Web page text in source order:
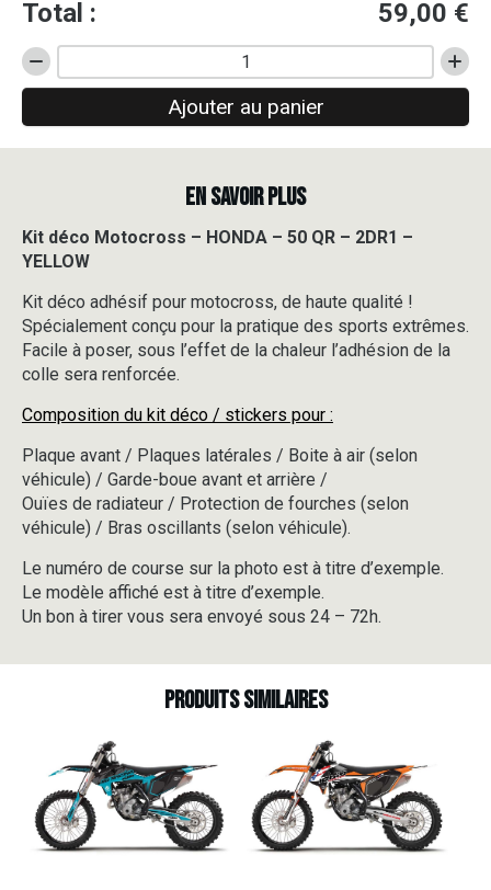
Total : 59,00 €
quantité
de
déco
Motocross
50
QR
2DR1
-
YELLOW
Ajouter au panier
EN SAVOIR PLUS
Kit déco Motocross – HONDA – 50 QR – 2DR1 –
YELLOW
Kit déco adhésif pour motocross, de haute qualité !
Spécialement conçu pour la pratique des sports extrêmes.
Facile à poser, sous l’effet de la chaleur l’adhésion de la
colle sera renforcée.
Composition du kit déco / stickers pour :
Plaque avant / Plaques latérales / Boite à air (selon
véhicule) / Garde-boue avant et arrière /
Ouïes de radiateur / Protection de fourches (selon
véhicule) / Bras oscillants (selon véhicule).
Le numéro de course sur la photo est à titre d’exemple.
Le modèle affiché est à titre d’exemple.
Un bon à tirer vous sera envoyé sous 24 – 72h.
Produits similaires